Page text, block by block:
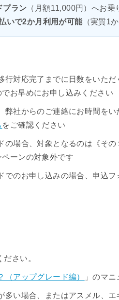
プラン （月額11,000円）へお乗
いで2か月利用が可能（実質1か
行対応完了までに日数をいただ
お早めにお申し込みください
弊社からのご連絡にお時間をい
をご確認ください
の場合、対象となるのは《そ
ーンの対象外です
でのお申し込みの場合、申込
さい。
（アップグレード編） 」のマ
多い場合、またはアスメル、